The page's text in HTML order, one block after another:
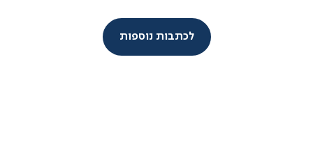
לכתבות נוספות